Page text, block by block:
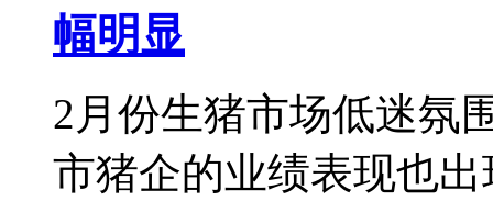
幅明显
2月份生猪市场低迷氛
市猪企的业绩表现也